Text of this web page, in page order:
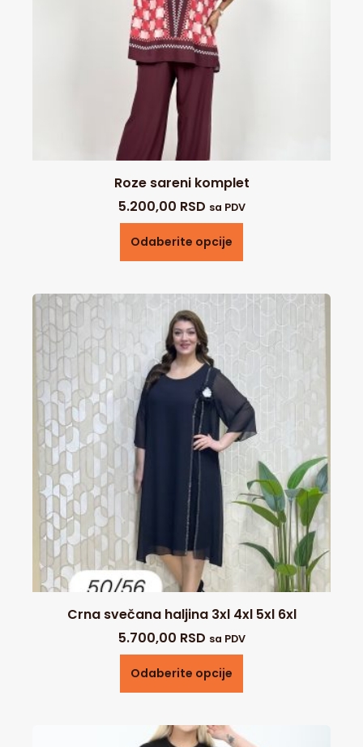
Roze sareni komplet
5.200,00 RSD sa PDV
Odaberite opcije
Crna svečana haljina 3xl 4xl 5xl 6xl
5.700,00 RSD sa PDV
Odaberite opcije